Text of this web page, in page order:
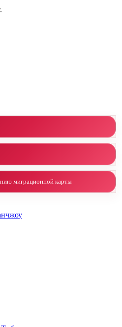
миграционной карты